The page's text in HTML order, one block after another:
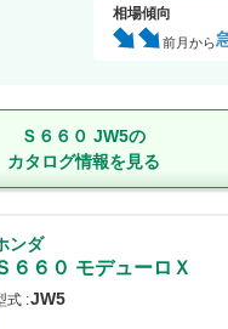
相場傾向
前月から
Ｓ６６０ JW5の
カタログ情報を見る
ンダ
６６０ モデューロＸ
式 :JW5